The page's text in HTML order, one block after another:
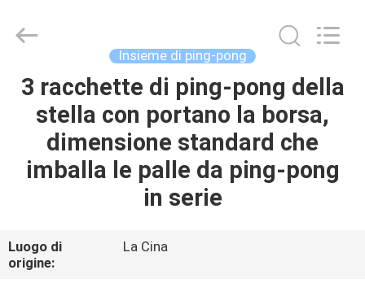
CASA.
PRODOTTI
NOI
Dunya
Sports
Rights
Reserved.
Insieme di ping-pong
3 racchette di ping-pong della
stella con portano la borsa,
dimensione standard che
imballa le palle da ping-pong
in serie
Luogo di
origine:
La Cina